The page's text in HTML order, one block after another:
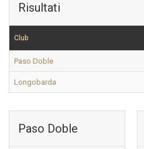
Risultati
Club
Paso Doble
Longobarda
Paso Doble